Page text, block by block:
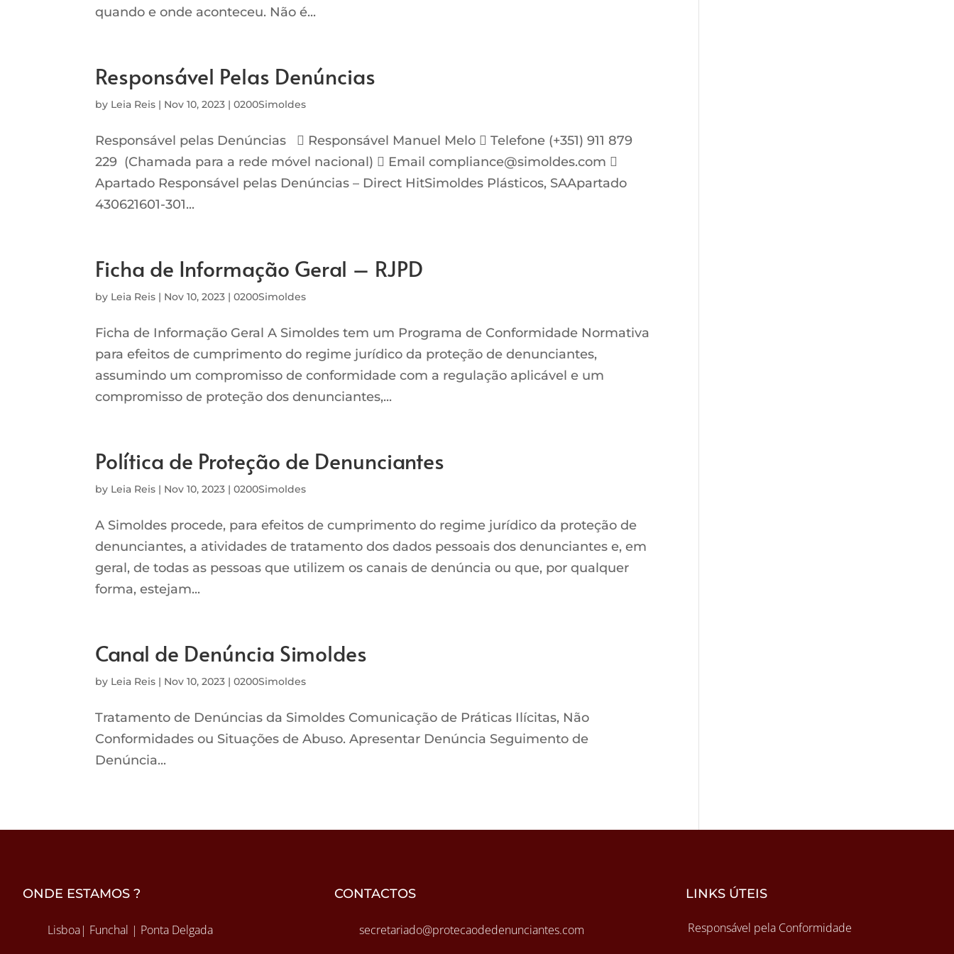
quando e onde aconteceu. Não é...
Responsável Pelas Denúncias
by Leia Reis | Nov 10, 2023 |0200Simoldes
Responsável pelas Denúncias  Responsável Manuel Melo  Telefone (+351) 911 879
229 (Chamada para a rede móvel nacional)  Email compliance@simoldes.com 
Apartado Responsável pelas Denúncias – Direct HitSimoldes Plásticos, SAApartado
430621601-301...
Ficha de Informação Geral – RJPD
by Leia Reis | Nov 10, 2023 |0200Simoldes
Ficha de Informação Geral A Simoldes tem um Programa de Conformidade Normativa
para efeitos de cumprimento do regime jurídico da proteção de denunciantes,
assumindo um compromisso de conformidade com a regulação aplicável e um
compromisso de proteção dos denunciantes,...
Política de Proteção de Denunciantes
by Leia Reis | Nov 10, 2023 |0200Simoldes
A Simoldes procede, para efeitos de cumprimento do regime jurídico da proteção de
denunciantes, a atividades de tratamento dos dados pessoais dos denunciantes e, em
geral, de todas as pessoas que utilizem os canais de denúncia ou que, por qualquer
forma, estejam...
Canal de Denúncia Simoldes
by Leia Reis | Nov 10, 2023 |0200Simoldes
Tratamento de Denúncias da Simoldes Comunicação de Práticas Ilícitas, Não
Conformidades ou Situações de Abuso. Apresentar Denúncia Seguimento de
Denúncia...
ONDE ESTAMOS ?
Lisboa| Funchal | Ponta Delgada
CONTACTOS
secretariado@protecaodedenunciantes.com
LINKS ÚTEIS
Responsável pela Conformidade